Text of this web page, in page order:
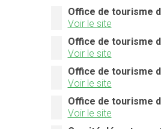
Office de tourisme
Voir le site
Office de tourisme
Voir le site
Office de tourisme
Voir le site
Office de tourisme
Voir le site